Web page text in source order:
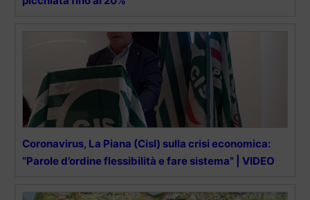
Coronavirus, La Piana (Cisl) sulla crisi economica:
“Parole d’ordine flessibilità e fare sistema” | VIDEO